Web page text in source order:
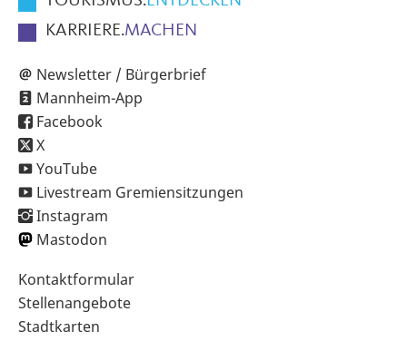
KARRIERE.MACHEN
Newsletter / Bürgerbrief
Mannheim-App
Facebook
X
YouTube
Livestream Gremiensitzungen
Instagram
Mastodon
Sekundärnavigation
im
Fußbereich
Kontaktformular
Stellenangebote
Stadtkarten